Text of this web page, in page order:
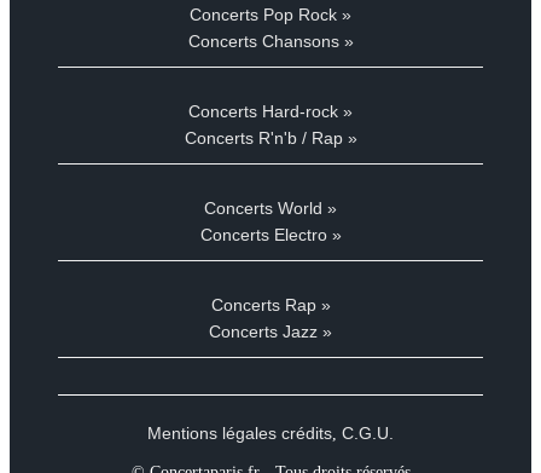
Concerts Pop Rock »
Concerts Chansons »
Concerts Hard-rock »
Concerts R'n'b / Rap »
Concerts World »
Concerts Electro »
Concerts Rap »
Concerts Jazz »
Mentions légales crédits C.G.U.